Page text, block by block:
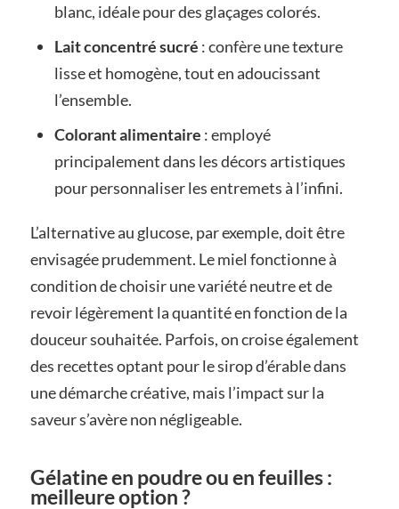
blanc, idéale pour des glaçages colorés.
Lait concentré sucré : confère une texture
lisse et homogène, tout en adoucissant
l’ensemble.
Colorant alimentaire : employé
principalement dans les décors artistiques
pour personnaliser les entremets à l’infini.
L’alternative au glucose, par exemple, doit être
envisagée prudemment. Le miel fonctionne à
condition de choisir une variété neutre et de
revoir légèrement la quantité en fonction de la
douceur souhaitée. Parfois, on croise également
des recettes optant pour le sirop d’érable dans
une démarche créative, mais l’impact sur la
saveur s’avère non négligeable.
Gélatine en poudre ou en feuilles :
meilleure option ?